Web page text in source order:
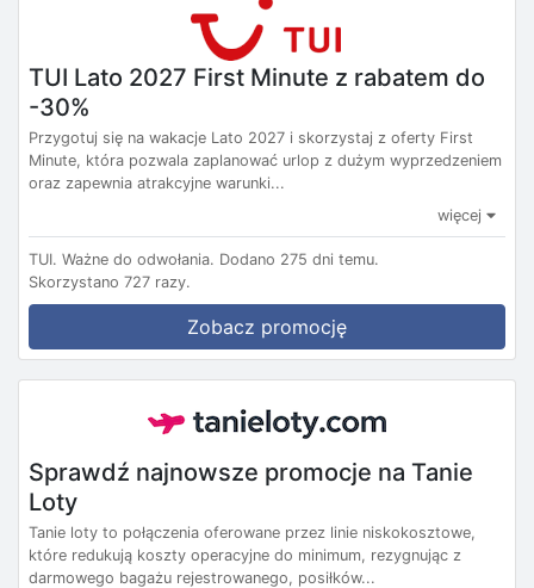
TUI Lato 2027 First Minute z rabatem do
-30%
Przygotuj się na wakacje Lato 2027 i skorzystaj z oferty First
Minute, która pozwala zaplanować urlop z dużym wyprzedzeniem
oraz zapewnia atrakcyjne warunki...
więcej
TUI. Ważne do odwołania. Dodano 275 dni temu.
Skorzystano 727 razy.
Zobacz promocję
Sprawdź najnowsze promocje na Tanie
Loty
Tanie loty to połączenia oferowane przez linie niskokosztowe,
które redukują koszty operacyjne do minimum, rezygnując z
darmowego bagażu rejestrowanego, posiłków...